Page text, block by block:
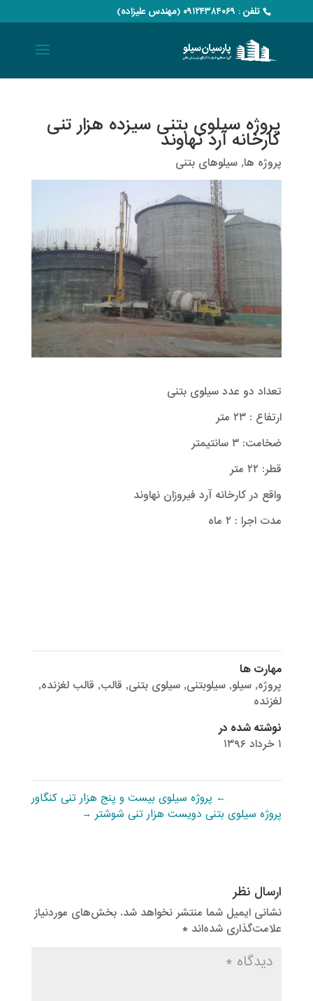
تلفن : ۰۹۱۲۴۳۸۴۰۶۹ (مهندس علیزاده)
پروژه سیلوی بتنی سیزده هزار تنی
کارخانه آرد نهاوند
پروژه ها, سیلوهای بتنی
تعداد دو عدد سیلوی بتنی
ارتفاع : ۲۳ متر
ضخامت: ۳ سانتیمتر
قطر: ۲۲ متر
واقع در کارخانه آرد فیروزان نهاوند
مدت اجرا : ۲ ماه
مهارت ها
پروژه, سیلو, سیلوبتنی, سیلوی بتنی, قالب, قالب لغزنده,
لغزنده
نوشته شده در
۱ خرداد ۱۳۹۶
← پروژه سیلوی بیست و پنج هزار تنی کنگاور
پروژه سیلوی بتنی دویست هزار تنی شوشتر →
ارسال نظر
نشانی ایمیل شما منتشر نخواهد شد. بخش‌های موردنیاز
علامت‌گذاری شده‌اند *